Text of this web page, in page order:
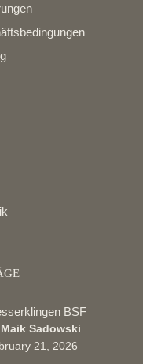
BSF
Maik Sadowski
21, 2026